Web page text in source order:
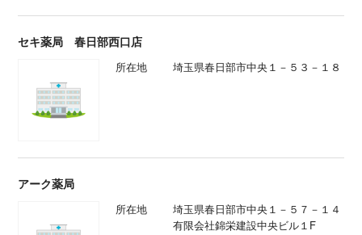
セキ薬局 春日部西口店
所在地 埼玉県春日部市中央１－５３－１８
アーク薬局
所在地
埼玉県春日部市中央１－５７－１４
有限会社錦栄建設中央ビル１F